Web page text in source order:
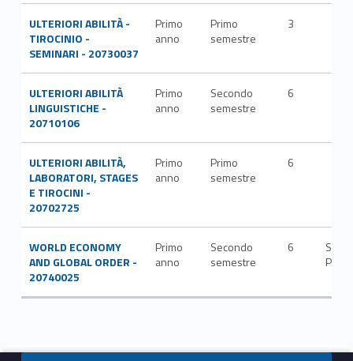
ULTERIORI ABILITÀ -
TIROCINIO -
SEMINARI - 20730037
Primo
anno
Primo
semestre
3
ULTERIORI ABILITÀ
LINGUISTICHE -
20710106
Primo
anno
Secondo
semestre
6
ULTERIORI ABILITÀ,
LABORATORI, STAGES
E TIROCINI -
20702725
Primo
anno
Primo
semestre
6
WORLD ECONOMY
AND GLOBAL ORDER -
20740025
Primo
anno
Secondo
semestre
6
SECS-
P/12